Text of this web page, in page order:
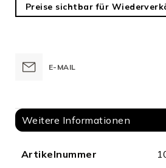
Preise sichtbar für
E-MAIL
Weitere Informationen
Weitere
Artikelnummer